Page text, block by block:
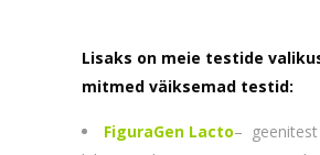
Lisaks on meie testide
mitmed väiksemad testid:
FiguraGen Lacto–